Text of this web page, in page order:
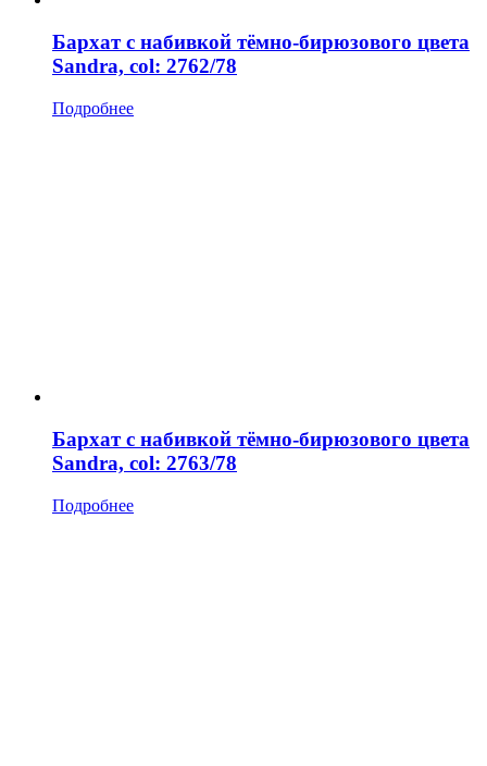
Бархат с набивкой тёмно-бирюзового цвета
Sandra, col: 2762/78
Подробнее
Бархат с набивкой тёмно-бирюзового цвета
Sandra, col: 2763/78
Подробнее